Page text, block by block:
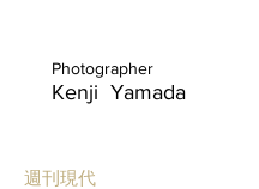
Photographer
Kenji Yamada
週刊現代